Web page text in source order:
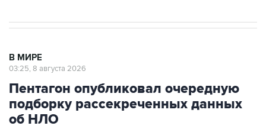
В МИРЕ
03:25, 8 августа 2026
Пентагон опубликовал очередную
подборку рассекреченных данных
об НЛО